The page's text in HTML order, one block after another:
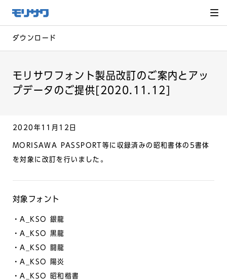
メ
ニュー
飛ばし
へ移動
ダウンロード
モリサワフォント製品改訂のご案内とアッ
プデータのご提供[2020.11.12]
2020年11月12日
MORISAWA PASSPORT 等に収録済みの昭和書体の 5書体
を対象に改訂を行いました。
対象フォント
・A_KSO 銀龍
・A_KSO 黒龍
・A_KSO 闘龍
・A_KSO 陽炎
・A_KSO 昭和楷書